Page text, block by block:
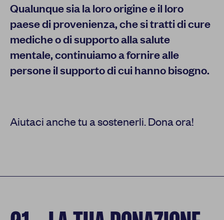
Qualunque sia la loro origine e il loro
paese di provenienza, che si tratti di cure
mediche o di supporto alla salute
mentale, continuiamo a fornire alle
persone il supporto di cui hanno bisogno.
Aiutaci anche tu a sostenerli. Dona ora!